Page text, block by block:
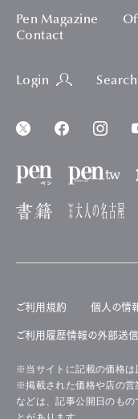
Pen Magazine
Contact
Login Search
ご利用規約 個人の情
ご利用履歴情報の外部送
※当サイトに記載の価格は
※掲載された価格や店の営
などは、記事公開日のも